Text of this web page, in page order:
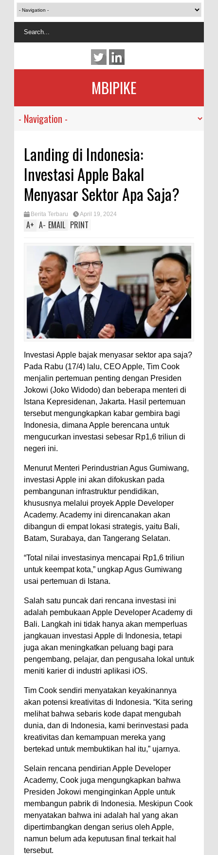
MBIPIKE
Landing di Indonesia:
Investasi Apple Bakal
Menyasar Sektor Apa Saja?
Berita Terbaru April 19, 2024
A+ A- EMAIL PRINT
Investasi Apple bajak menyasar sektor apa saja?
Pada Rabu (17/4) lalu, CEO Apple, Tim Cook
menjalin pertemuan penting dengan Presiden
Jokowi (Joko Widodo) dan beberapa menteri di
Istana Kepresidenan, Jakarta. Hasil pertemuan
tersebut mengungkapkan kabar gembira bagi
Indonesia, dimana Apple berencana untuk
mengucurkan investasi sebesar Rp1,6 triliun di
negeri ini.
Menurut Menteri Perindustrian Agus Gumiwang,
investasi Apple ini akan difokuskan pada
pembangunan infrastruktur pendidikan,
khususnya melalui proyek Apple Developer
Academy. Academy ini direncanakan akan
dibangun di empat lokasi strategis, yaitu Bali,
Batam, Surabaya, dan Tangerang Selatan.
“Total nilai investasinya mencapai Rp1,6 triliun
untuk keempat kota,” ungkap Agus Gumiwang
usai pertemuan di Istana.
Salah satu puncak dari rencana investasi ini
adalah pembukaan Apple Developer Academy di
Bali. Langkah ini tidak hanya akan memperluas
jangkauan investasi Apple di Indonesia, tetapi
juga akan meningkatkan peluang bagi para
pengembang, pelajar, dan pengusaha lokal untuk
meniti karier di industri aplikasi iOS.
Tim Cook sendiri menyatakan keyakinannya
akan potensi kreativitas di Indonesia. “Kita sering
melihat bahwa sebaris kode dapat mengubah
dunia, dan di Indonesia, kami berinvestasi pada
kreativitas dan kemampuan mereka yang
bertekad untuk membuktikan hal itu,” ujarnya.
Selain rencana pendirian Apple Developer
Academy, Cook juga mengungkapkan bahwa
Presiden Jokowi menginginkan Apple untuk
membangun pabrik di Indonesia. Meskipun Cook
menyatakan bahwa ini adalah hal yang akan
dipertimbangkan dengan serius oleh Apple,
namun belum ada keputusan final terkait hal
tersebut.